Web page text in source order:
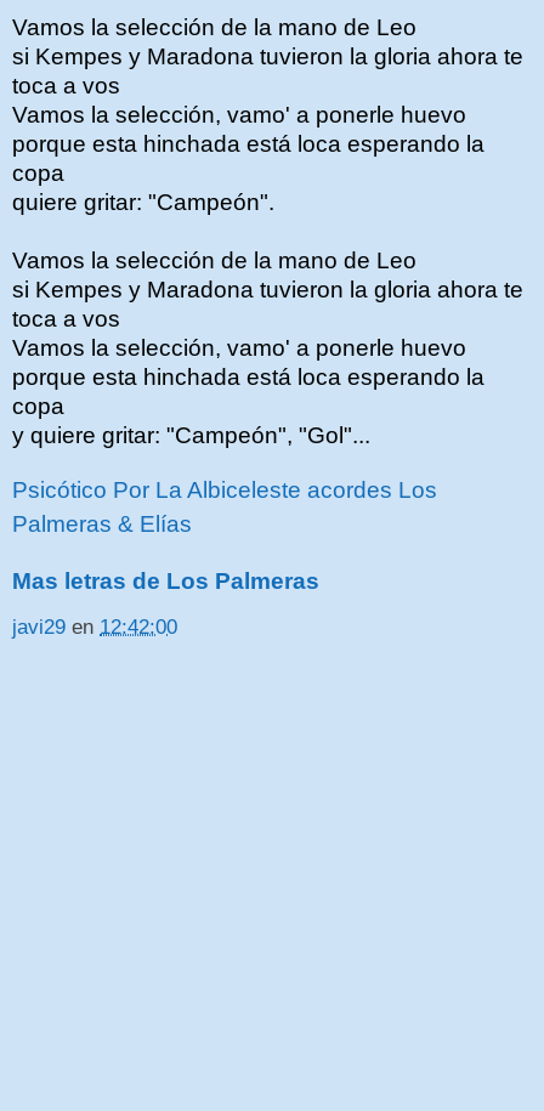
Vamos la selección de la mano de Leo
si Kempes y Maradona tuvieron la gloria ahora te
toca a vos
Vamos la selección, vamo' a ponerle huevo
porque esta hinchada está loca esperando la
copa
quiere gritar: "Campeón".
Vamos la selección de la mano de Leo
si Kempes y Maradona tuvieron la gloria ahora te
toca a vos
Vamos la selección, vamo' a ponerle huevo
porque esta hinchada está loca esperando la
copa
y quiere gritar: "Campeón", "Gol"...
Psicótico Por La Albiceleste acordes Los
Palmeras & Elías
Mas letras de Los Palmeras
javi29 en 12:42:00